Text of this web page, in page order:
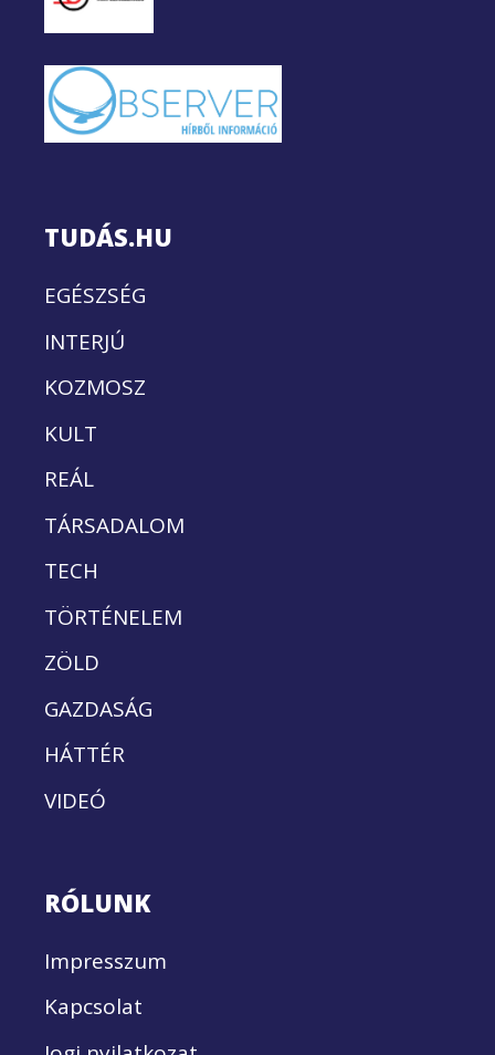
TUDÁS.HU
EGÉSZSÉG
INTERJÚ
KOZMOSZ
KULT
REÁL
TÁRSADALOM
TECH
TÖRTÉNELEM
ZÖLD
GAZDASÁG
HÁTTÉR
VIDEÓ
RÓLUNK
Impresszum
Kapcsolat